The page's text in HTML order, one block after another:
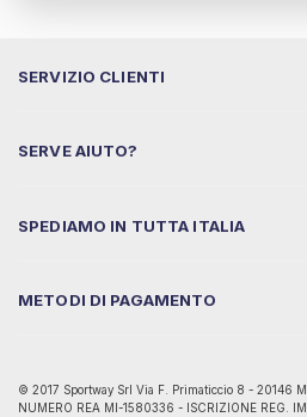
SERVIZIO CLIENTI
SERVE AIUTO?
SPEDIAMO IN TUTTA ITALIA
METODI DI PAGAMENTO
© 2017 Sportway Srl Via F. Primaticcio 8 - 20146
NUMERO REA MI-1580336 - ISCRIZIONE REG.